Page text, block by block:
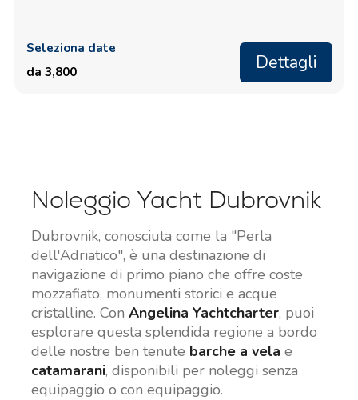
Seleziona date
da 3,800
Dettagli
Noleggio Yacht Dubrovnik
Dubrovnik, conosciuta come la "Perla
dell'Adriatico", è una destinazione di
navigazione di primo piano che offre coste
mozzafiato, monumenti storici e acque
cristalline. Con Angelina Yachtcharter, puoi
esplorare questa splendida regione a bordo
delle nostre ben tenute barche a vela e
catamarani, disponibili per noleggi senza
equipaggio o con equipaggio.